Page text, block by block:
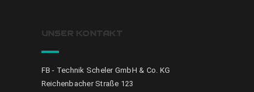
UNSER KONTAKT
FB - Technik Scheler GmbH & Co. KG
Reichenbacher Straße 123